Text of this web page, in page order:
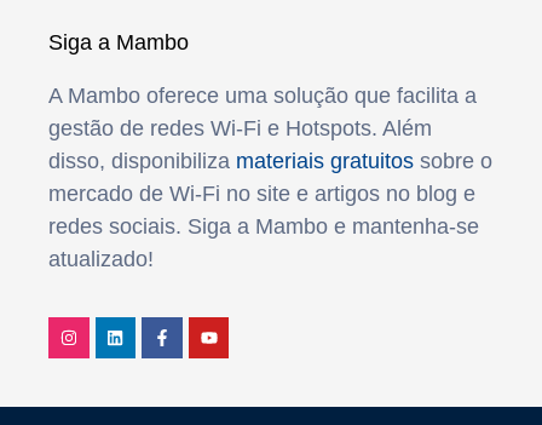
Siga a Mambo
A Mambo oferece uma solução que facilita a
gestão de redes Wi-Fi e Hotspots. Além
disso, disponibiliza materiais gratuitos sobre o
mercado de Wi-Fi no site e artigos no blog e
redes sociais. Siga a Mambo e mantenha-se
atualizado!